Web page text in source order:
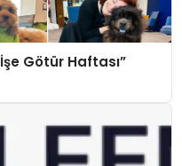
Götür Haftası”